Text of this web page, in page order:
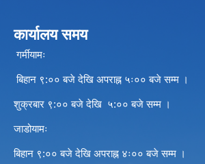
कार्यालय समय
गर्मीयामः
बिहान ९:०० बजे देखि अपराह्न ५ः०० बजे सम्म ।
शुक्रबार ९:०० बजे देखि ५:०० बजे सम्म ।
जाडोयामः
बिहान ९:०० बजे देखि अपराह्न ४ः०० बजे सम्म ।